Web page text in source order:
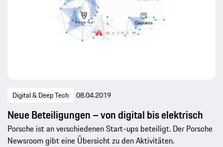
Digital & Deep Tech 08.04.2019
Neue Beteiligungen – von digital bis elektrisch
Porsche ist an verschiedenen Start-ups beteiligt. Der Porsche
Newsroom gibt eine Übersicht zu den Aktivitäten.